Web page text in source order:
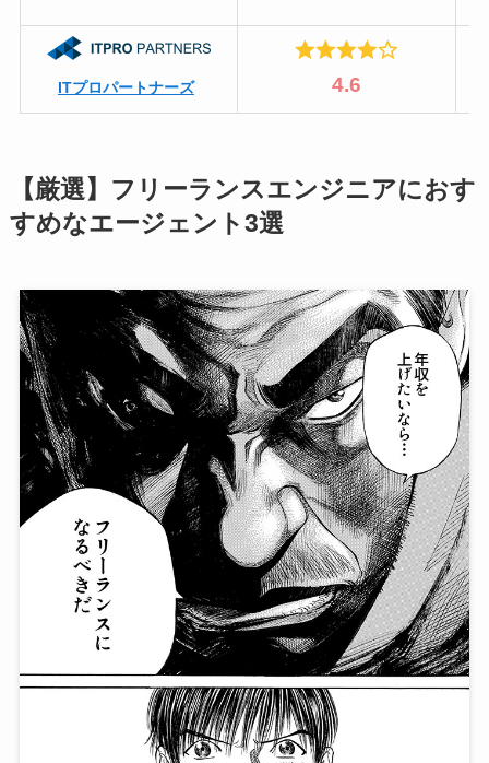
ITプロパートナーズ 4.6
【厳選】フリーランスエンジニアにおす
すめなエージェント3選